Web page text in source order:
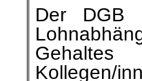
Der DGB
Kollegen/